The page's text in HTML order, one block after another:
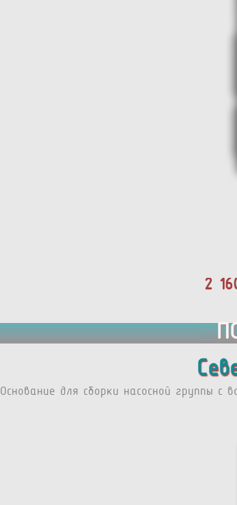
2
Основание для сборки насосной группы с